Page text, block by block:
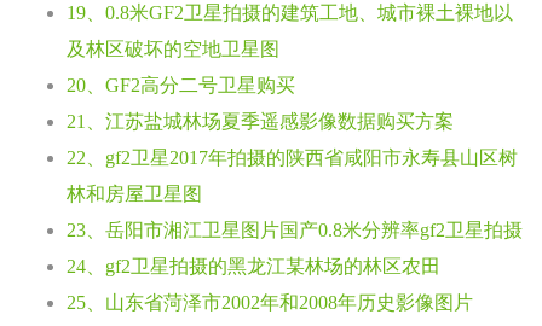
19、0.8米GF2卫星拍摄的建筑工地、城市裸土裸地以
及林区破坏的空地卫星图
20、GF2高分二号卫星购买
21、江苏盐城林场夏季遥感影像数据购买方案
22、gf2卫星2017年拍摄的陕西省咸阳市永寿县山区树
林和房屋卫星图
23、岳阳市湘江卫星图片国产0.8米分辨率gf2卫星拍摄
24、gf2卫星拍摄的黑龙江某林场的林区农田
25、山东省菏泽市2002年和2008年历史影像图片